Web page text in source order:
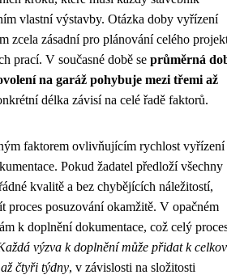
vlastní výstavby. Otázka doby vyřízení
zcela zásadní pro plánování celého
prací. V současné době se průměrná
na garáž pohybuje mezi třemi až
délka závisí na celé řadě faktorů.
faktorem ovlivňujícím rychlost vyřízení
Pokud žadatel předloží všechny
kvalitě a bez chybějících náležitostí,
proces posuzování okamžitě. V opačném
k doplnění dokumentace, což celý
výzva k doplnění může přidat k
čtyři týdny, v závislosti na složitosti